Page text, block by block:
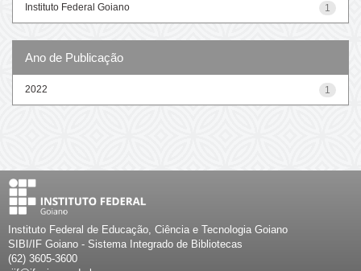
1
Instituto Federal Goiano
Ano de Publicação
1
2022
Instituto Federal de Educação, Ciência e Tecnologia Goiano
SIBI/IF Goiano - Sistema Integrado de Bibliotecas
(62) 3605-3600